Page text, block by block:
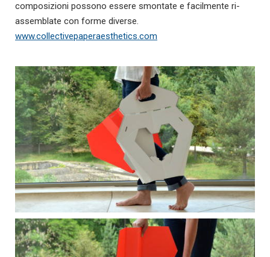
composizioni possono essere smontate e facilmente ri-
assemblate con forme diverse.
www.collectivepaperaesthetics.com